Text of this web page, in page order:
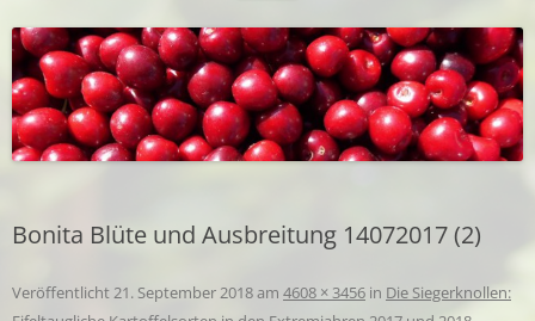
Bonita Blüte und Ausbreitung 14072017 (2)
Veröffentlicht21. September 2018am 4608 × 3456 in Die Siegerknollen: